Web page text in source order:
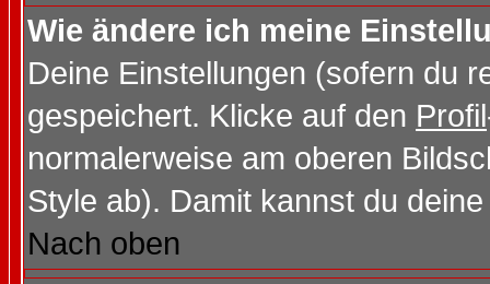
Wie ändere ich meine
Deine Einstellungen (sofern du
gespeichert. Klicke auf den Profil
normalerweise am oberen
Style ab). Damit kannst du
Nach oben